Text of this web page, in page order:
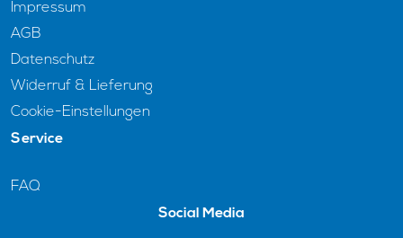
Impressum
AGB
Datenschutz
Widerruf & Lieferung
Cookie-Einstellungen
Service
FAQ
Social Media